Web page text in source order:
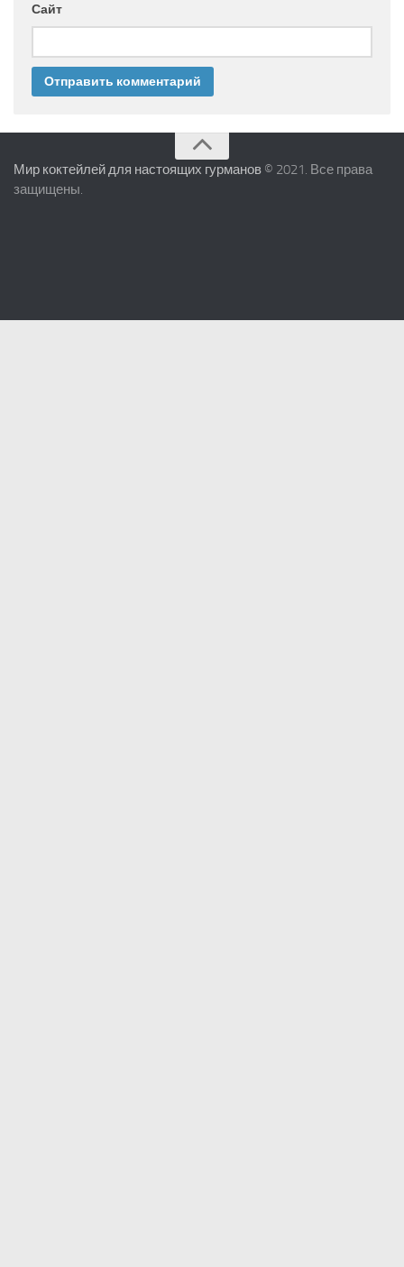
Сайт
Мир коктейлей для настоящих гурманов © 2021. Все права
защищены.